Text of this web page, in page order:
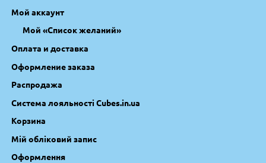
Мой аккаунт
Мой «Список желаний»
Оплата и доставка
Оформление заказа
Распродажа
Система лояльності Cubes.in.ua
Корзина
Мій обліковий запис
Оформлення